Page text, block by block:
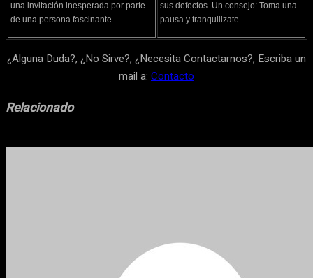
una invitación inesperada por parte
de una persona fascinante.
sus defectos. Un consejo: Toma una
pausa y tranquilizate.
¿Alguna Duda?, ¿No Sirve?, ¿Necesita Contactarnos?, Escriba un
mail a: Contacto
Relacionado